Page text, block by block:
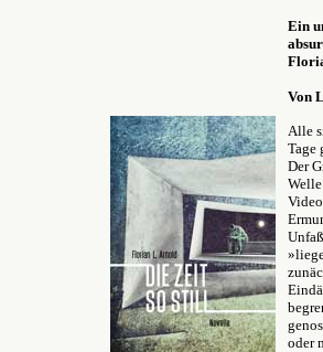
Ein
Von
Alle
Tage
Der
oder